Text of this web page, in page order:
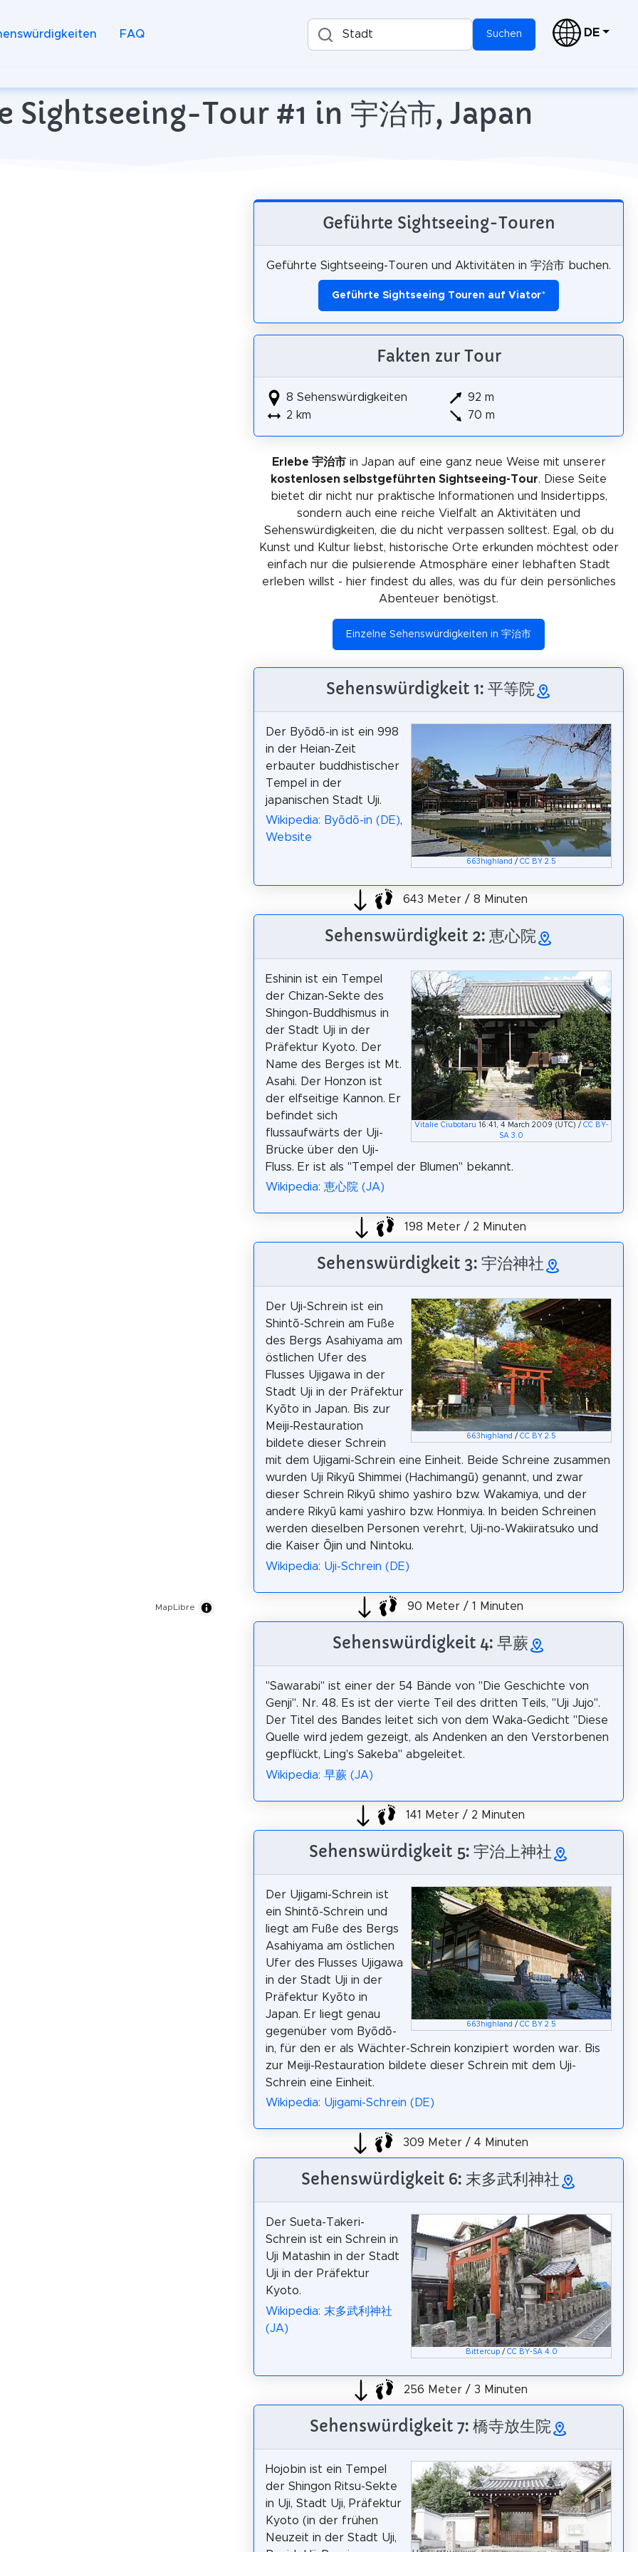
FAQ Stadt Suchen DE
Tour #1 in 宇治市, Japan
MapLibre
Geführte Sightseeing-Touren
Geführte Sightseeing-Touren und Aktivitäten in 宇治市 buchen.
Geführte Sightseeing Touren auf Viator*
Fakten zur Tour
8 Sehenswürdigkeiten
2 km
92 m
70 m
Erlebe 宇治市in Japan auf eine ganz neue Weise mit unserer
kostenlosen selbstgeführten Sightseeing-Tour. Diese Seite
bietet dir nicht nur praktische Informationen und Insidertipps,
sondern auch eine reiche Vielfalt an Aktivitäten und
Sehenswürdigkeiten, die du nicht verpassen solltest. Egal, ob du
Kunst und Kultur liebst, historische Orte erkunden möchtest oder
einfach nur die pulsierende Atmosphäre einer lebhaften Stadt
erleben willst - hier findest du alles, was du für dein persönliches
Abenteuer benötigst.
Einzelne Sehenswürdigkeiten in 宇治市
Sehenswürdigkeit 1: 平等院
663highland /CC BY 2.5
Der Byōdō-in ist ein 998
in der Heian-Zeit
erbauter buddhistischer
Tempel in der
japanischen Stadt Uji.
Wikipedia: Byōdō-in (DE),
Website
643 Meter / 8 Minuten
Sehenswürdigkeit 2: 恵心院
Vitalie Ciubotaru 16:41, 4 March 2009 (UTC) / CC BY-
SA 3.0
Eshinin ist ein Tempel
der Chizan-Sekte des
Shingon-Buddhismus in
der Stadt Uji in der
Präfektur Kyoto. Der
Name des Berges ist Mt.
Asahi. Der Honzon ist
der elfseitige Kannon. Er
befindet sich
flussaufwärts der Uji-
Brücke über den Uji-
Fluss. Er ist als "Tempel der Blumen" bekannt.
Wikipedia: 恵心院 (JA)
198 Meter / 2 Minuten
Sehenswürdigkeit 3: 宇治神社
663highland /CC BY 2.5
Der Uji-Schrein ist ein
Shintō-Schrein am Fuße
des Bergs Asahiyama am
östlichen Ufer des
Flusses Ujigawa in der
Stadt Uji in der Präfektur
Kyōto in Japan. Bis zur
Meiji-Restauration
bildete dieser Schrein
mit dem Ujigami-Schrein eine Einheit. Beide Schreine zusammen
wurden Uji Rikyū Shimmei (Hachimangū) genannt, und zwar
dieser Schrein Rikyū shimo yashiro bzw. Wakamiya, und der
andere Rikyū kami yashiro bzw. Honmiya. In beiden Schreinen
werden dieselben Personen verehrt, Uji-no-Wakiiratsuko und
die Kaiser Ōjin und Nintoku.
Wikipedia: Uji-Schrein (DE)
90 Meter / 1 Minuten
Sehenswürdigkeit 4: 早蕨
"Sawarabi" ist einer der 54 Bände von "Die Geschichte von
Genji". Nr. 48. Es ist der vierte Teil des dritten Teils, "Uji Jujo".
Der Titel des Bandes leitet sich von dem Waka-Gedicht "Diese
Quelle wird jedem gezeigt, als Andenken an den Verstorbenen
gepflückt, Ling's Sakeba" abgeleitet.
Wikipedia: 早蕨 (JA)
141 Meter / 2 Minuten
Sehenswürdigkeit 5: 宇治上神社
663highland /CC BY 2.5
Der Ujigami-Schrein ist
ein Shintō-Schrein und
liegt am Fuße des Bergs
Asahiyama am östlichen
Ufer des Flusses Ujigawa
in der Stadt Uji in der
Präfektur Kyōto in
Japan. Er liegt genau
gegenüber vom Byōdō-
in, für den er als Wächter-Schrein konzipiert worden war. Bis
zur Meiji-Restauration bildete dieser Schrein mit dem Uji-
Schrein eine Einheit.
Wikipedia: Ujigami-Schrein (DE)
309 Meter / 4 Minuten
Sehenswürdigkeit 6: 末多武利神社
Bittercup/ CC BY-SA 4.0
Der Sueta-Takeri-
Schrein ist ein Schrein in
Uji Matashin in der Stadt
Uji in der Präfektur
Kyoto.
Wikipedia: 末多武利神社
(JA)
256 Meter / 3 Minuten
Sehenswürdigkeit 7: 橋寺放生院
Hojobin ist ein Tempel
der Shingon Ritsu-Sekte
in Uji, Stadt Uji, Präfektur
Kyoto (in der frühen
Neuzeit in der Stadt Uji,